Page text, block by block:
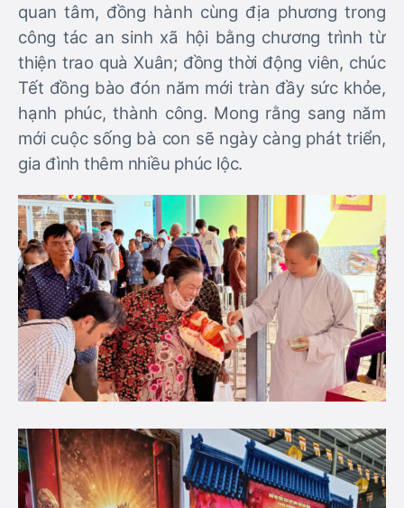
quan tâm, đồng hành cùng địa phương trong
công tác an sinh xã hội bằng chương trình từ
thiện trao quà Xuân; đồng thời động viên, chúc
Tết đồng bào đón năm mới tràn đầy sức khỏe,
hạnh phúc, thành công. Mong rằng sang năm
mới cuộc sống bà con sẽ ngày càng phát triển,
gia đình thêm nhiều phúc lộc.